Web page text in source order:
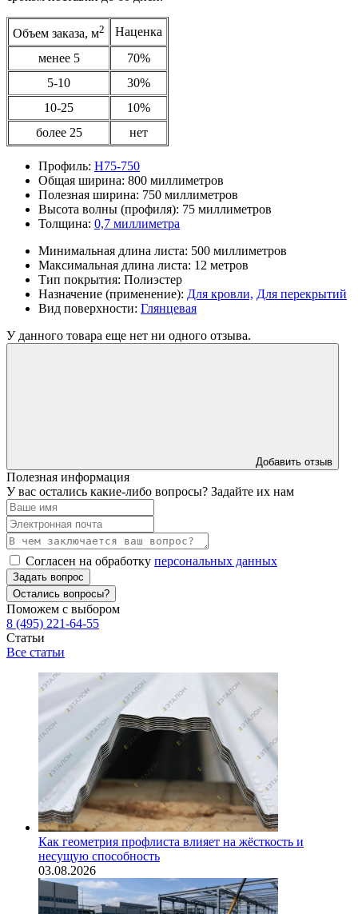
Объем заказа, м2
Наценка
менее 5
70%
5-10
30%
10-25
10%
более 25
нет
Профиль: Н75-750
Общая ширина: 800 миллиметров
Полезная ширина: 750 миллиметров
Высота волны (профиля): 75 миллиметров
Толщина: 0,7 миллиметра
Минимальная длина листа: 500 миллиметров
Максимальная длина листа: 12 метров
Тип покрытия: Полиэстер
Назначение (применение): Для кровли, Для перекрытий
Вид поверхности: Глянцевая
У данного товара еще нет ни одного отзыва.
Добавить отзыв
Полезная информация
У вас остались какие-либо вопросы? Задайте их нам
Согласен на обработку персональных данных
Задать вопрос
Остались вопросы?
Поможем с выбором
8 (495) 221-64-55
Статьи
Все статьи
Как геометрия профлиста влияет на жёсткость и
несущую способность
03.08.2026